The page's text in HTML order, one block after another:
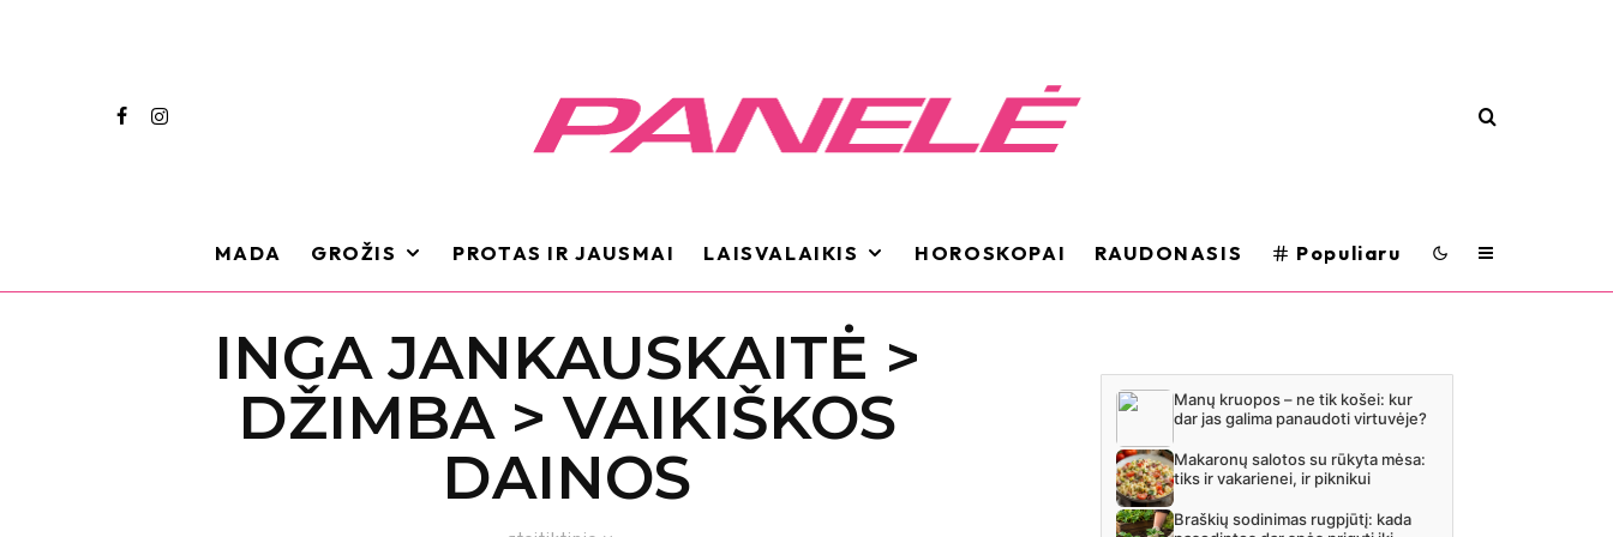
MADA GROŽIS PROTAS IR JAUSMAI LAISVALAIKIS HOROSKOPAI RAUDONASIS Populiaru
INGA JANKAUSKAITĖ >
DŽIMBA > VAIKIŠKOS
DAINOS